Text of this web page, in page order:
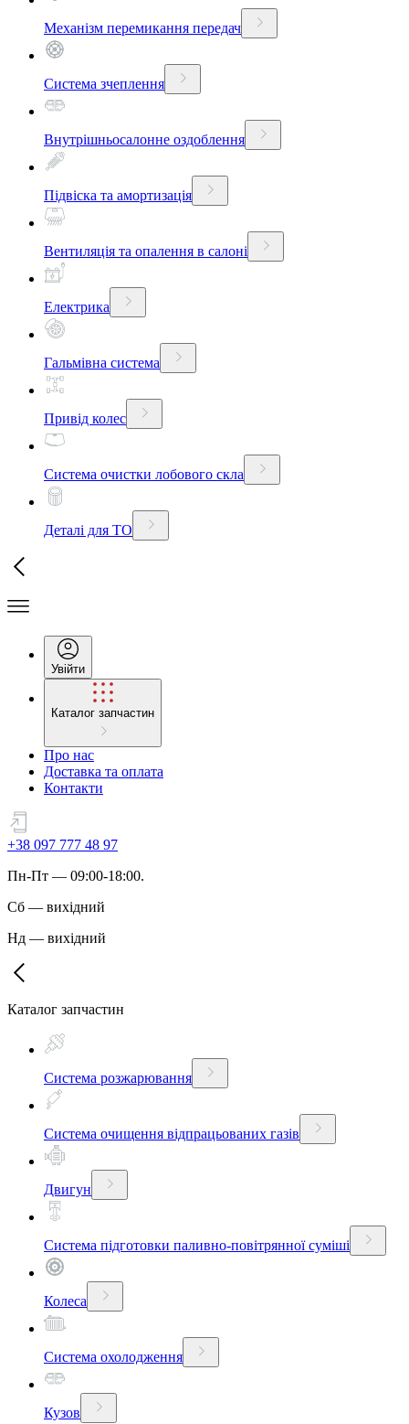
Механізм перемикання передач
Система зчеплення
Внутрішньосалонне оздоблення
Підвіска та амортизація
Вентиляція та опалення в салоні
Електрика
Гальмівна система
Привід колес
Система очистки лобового скла
Деталі для ТО
Увійти
Каталог запчастин
Про нас
Доставка та оплата
Контакти
+38 097 777 48 97
Пн-Пт — 09:00-18:00.
Сб — вихідний
Нд — вихідний
Каталог запчастин
Система розжарювання
Система очищення відпрацьованих газів
Двигун
Система підготовки паливно-повітрянної суміші
Колеса
Система охолодження
Кузов